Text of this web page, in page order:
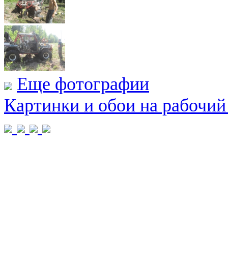
Еще фотографии
Картинки и обои на